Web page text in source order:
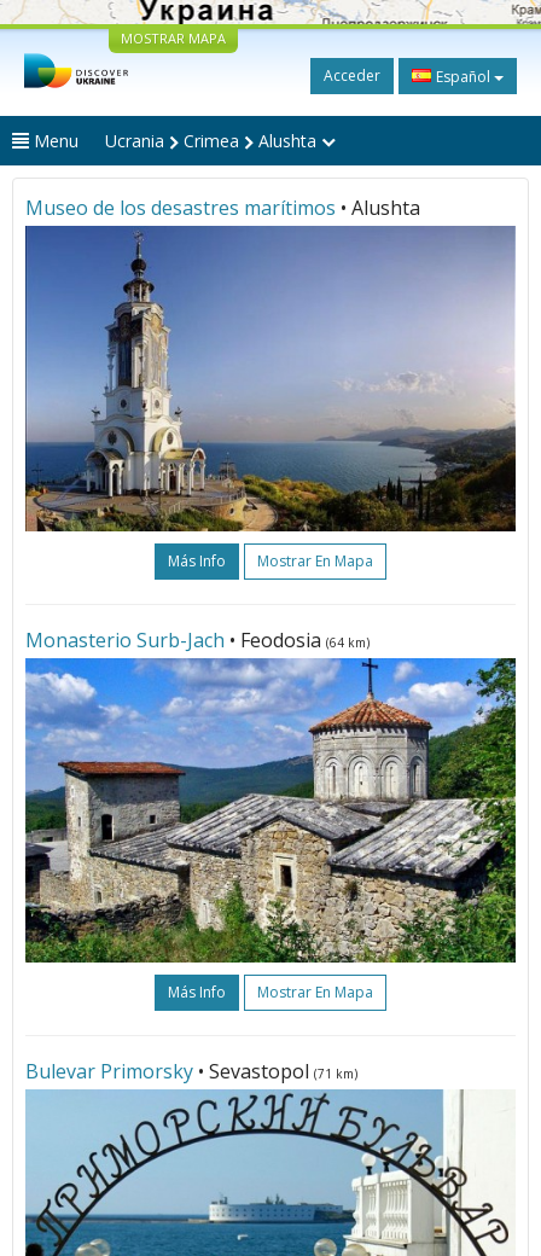
MOSTRAR MAPA
Acceder Español
Menu Ucrania Crimea Alushta
Museo de los desastres marítimos • Alushta
Más Info Mostrar En Mapa
Monasterio Surb-Jach • Feodosia (64 km)
Más Info Mostrar En Mapa
Bulevar Primorsky • Sevastopol (71 km)